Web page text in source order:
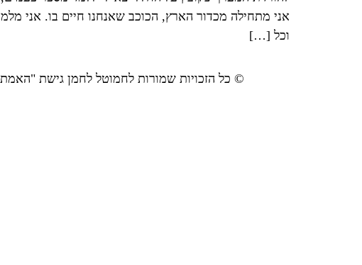
אני מתחילה מכדור הארץ, הכוכב שאנחנו חיים בו. אני
וכל […]
© כל הזכויות שמורות לחמוטל לחמן גישת "האמת